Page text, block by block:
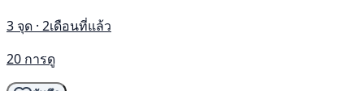
3 จุด · 2เดือนที่แล้ว
20 การดู